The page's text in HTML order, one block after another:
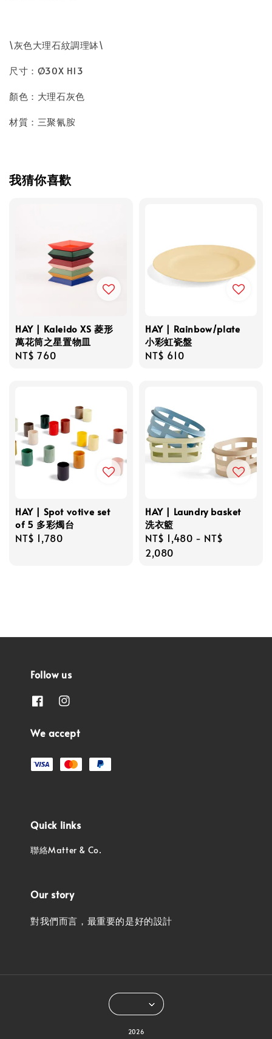
\灰色大理石紋調理缽\
尺寸：Ø30X H13
顏色：大理石灰色
材質：三聚氰胺
我猜你喜歡
HAY | Kaleido XS 菱形
萬花筒之星置物皿
Regular
NT$ 760
HAY | Rainbow/plate
小彩虹瓷盤
Regular
NT$ 610
HAY | Spot votive set
of 5 多彩燭台
Regular
NT$ 1,780
HAY | Laundry basket
洗衣籃
Regular
price
NT$ 1,480 - NT$
2,080
Follow us
We accept
Quick links
聯絡Matter & Co.
Our story
對我們而言，最重要的是好的設計
2026